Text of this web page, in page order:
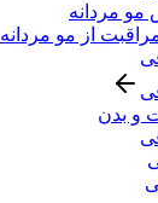
مو مردانه
از مو مردانه
و بدن